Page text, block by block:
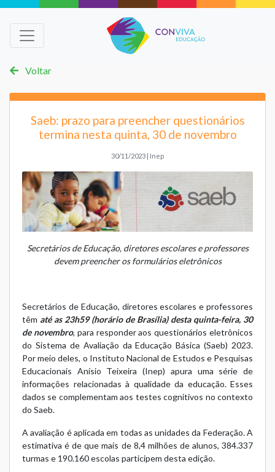
Voltar
Saeb: prazo para preencher questionários
termina nesta quinta, 30 de novembro
30/11/2023 | Inep
Secretários de Educação, diretores escolares e professores
devem preencher os formulários eletrônicos
Secretários de Educação, diretores escolares e professores
têm até as 23h59 (horário de Brasília) desta quinta-feira, 30
de novembro, para responder aos questionários eletrônicos
do Sistema de Avaliação da Educação Básica (Saeb) 2023.
Por meio deles, o Instituto Nacional de Estudos e Pesquisas
Educacionais Anísio Teixeira (Inep) apura uma série de
informações relacionadas à qualidade da educação. Esses
dados se complementam aos testes cognitivos no contexto
do Saeb.
A avaliação é aplicada em todas as unidades da Federação. A
estimativa é de que mais de 8,4 milhões de alunos, 384.337
turmas e 190.160 escolas participem desta edição.